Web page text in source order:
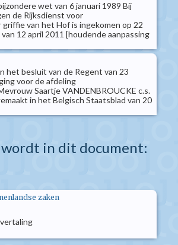
wet van 6 januari 1989 Bij
de Rijksdienst voor
van het Hof is ingekomen op 22
12 april 2011 [houdende aanpassing
het besluit van de Regent van 23
voor de afdeling
Saartje VANDENBROUCKE c.s.
in het Belgisch Staatsblad van 20
in dit document:
zaken